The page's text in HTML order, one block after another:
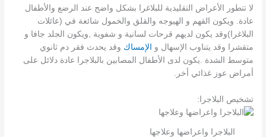
لا تتطور الأعراض التقليدية للبلاغرا بشكل واضح عند الرضع والأطفال
عادة. ويكون القهم و الهيوجه والقلق والخمول شائعة في (عائلات
البلاغرا)وقد يكون لديهم قرحات لسانية و شفوية ,ويكون الجلد جافا و
متقشرا وقد يتناوب الإسهال و الإمساك وقد يحدث فقر دم ثانوي
متوسط الشدة .يكون لدى الأطفال المصابين بالبلاجرا عادة دلائل على
أمراض عوز غذائي أخر.
تشخيص البلاجرا:
البلاجرا واعراضها وعلاجها